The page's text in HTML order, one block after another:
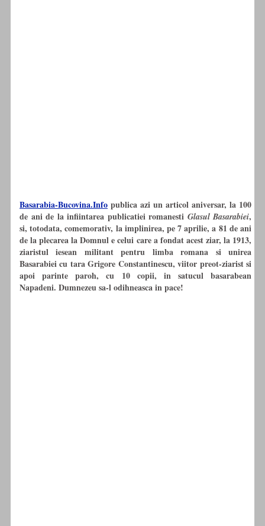
Basarabia-Bucovina.Info publica azi un articol aniversar, la 100
de ani de la infiintarea publicatiei romanesti Glasul Basarabiei,
si, totodata, comemorativ, la implinirea, pe 7 aprilie, a 81 de ani
de la plecarea la Domnul e celui care a fondat acest ziar, la 1913,
ziaristul iesean militant pentru limba romana si unirea
Basarabiei cu tara Grigore Constantinescu, viitor preot-ziarist si
apoi parinte paroh, cu 10 copii, in satucul basarabean
Napadeni. Dumnezeu sa-l odihneasca in pace!